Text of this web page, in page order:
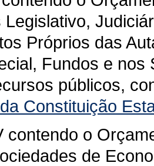
Legislativo,
Próprios das
Fundos e
públicos,
Constituição
contendo o
de